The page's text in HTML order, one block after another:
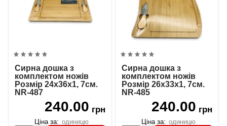
Сирна дошка з
комплектом ножів
Розмір 24х36х1, 7см.
NR-487
240.00 грн
Ціна за: одиницю
Сирна дошка з
комплектом ножів
Розмір 26х33х1, 7см.
NR-485
240.00 грн
Ціна за: одиницю